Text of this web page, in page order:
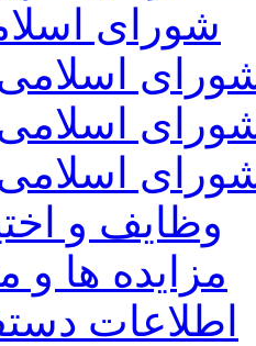
شورای
وظایف و
مزایده ها و
اطلاعات